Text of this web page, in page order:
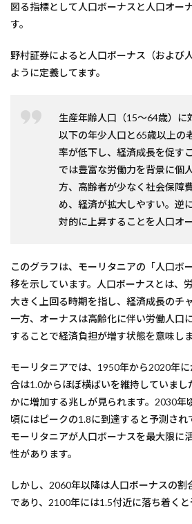
図る指標として人口ボーナスと人口オー
す。
野村証券によると人口ボーナス（および
ように定義してます。
生産年齢人口（15～64歳）に
以下の年少人口と65歳以上の
率が低下し、経済成長を促す
では豊富な労働力を背景に個
方、高齢者が少なく社会保障
め、経済が拡大しやすい。逆
対的に上昇することを人口オ
このグラフは、モーリタニアの「人口ボ
移を示しています。人口ボーナスとは、
大きく上回る時期を指し、経済成長のチ
一方、オーナスは高齢化に伴い労働人口
することで経済負担が増す状態を意味しま
モーリタニアでは、1950年から2020年
合は1.0からほぼ横ばいを維持していま
かに増加する兆しが見られます。2030年
頃にはピークの1.8に到達すると予測され
モーリタニアが人口ボーナスを最大限に
性があります。
しかし、2060年以降は人口ボーナスの
であり、2100年には1.5付近に落ち着くと